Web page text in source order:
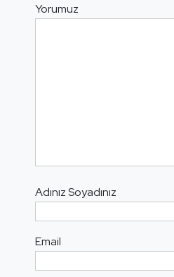
Yorumuz
Adınız Soyadınız
Email